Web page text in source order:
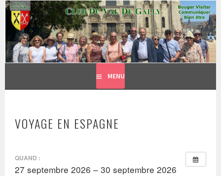
Aller
contenu
principal
CLUB DU VAL DE GALLY
BOUGER, VISITER, COMMUNIQUER = BIEN ÊTRE
MENU
VOYAGE EN ESPAGNE
QUAND :
27 septembre 2026 – 30 septembre 2026